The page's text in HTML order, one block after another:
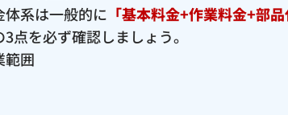
体系は一般的に 「基本料金+作業料金+部品
点を必ず確認しましょう。
範囲